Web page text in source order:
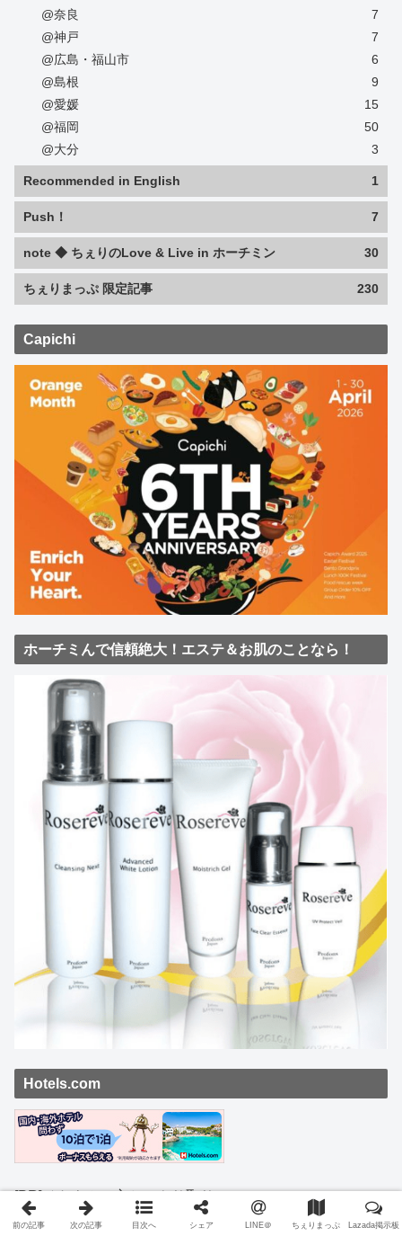
@奈良
7
@神戸
7
@広島・福山市
6
@島根
9
@愛媛
15
@福岡
50
@大分
3
Recommended in English 1
Push！ 7
note ◆ ちぇりのLove & Live in ホーチミン 30
ちぇりまっぷ 限定記事 230
Capichi
ホーチミんで信頼絶大！エステ＆お肌のことなら！
Hotels.com
[PR]ベトナムの方とのやり取りに！
前の記事 次の記事 目次へ シェア LINE＠ ちぇりまっぷ Lazada掲示板